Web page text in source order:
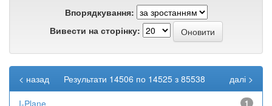
Впорядкування:
Вивести на сторінку:
Результати 14506 по 14525 з 85538
< назад далі >
I-Plane 1